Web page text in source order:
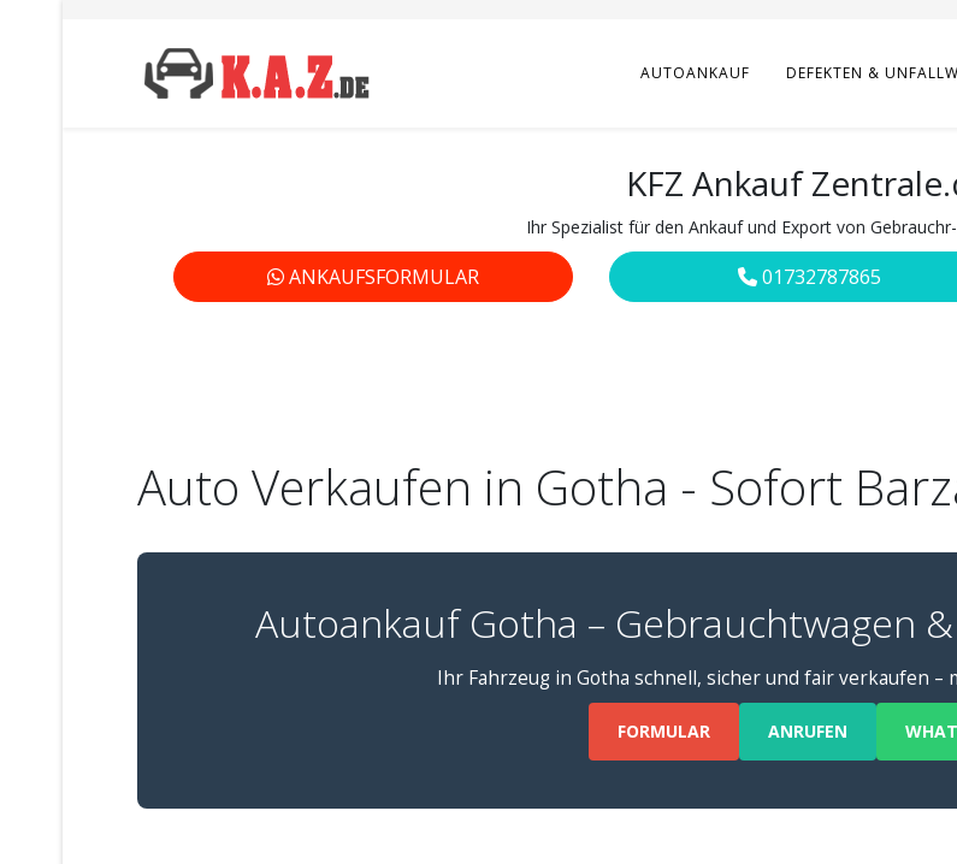
AUTOANKAUF DEFEKTEN &
KFZ Ankauf
Ihr Spezialist für den Ankauf und Export von
ANKAUFSFORMULAR 01732787865
Auto Verkaufen in Gotha - Sofort
Autoankauf Gotha – Gebrauchtwagen
Ihr Fahrzeug in Gotha schnell, sicher und fair verkaufen –
FORMULAR ANRUFEN